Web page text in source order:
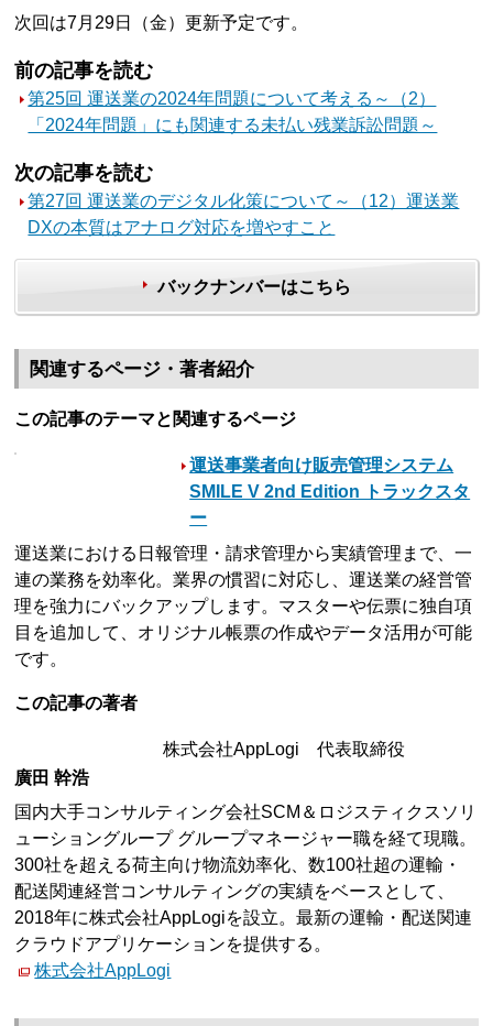
次回は7月29日（金）更新予定です。
前の記事を読む
第25回 運送業の2024年問題について考える～（2）
「2024年問題」にも関連する未払い残業訴訟問題～
次の記事を読む
第27回 運送業のデジタル化策について～（12）運送業
DXの本質はアナログ対応を増やすこと
バックナンバーはこちら
関連するページ・著者紹介
この記事のテーマと関連するページ
運送事業者向け販売管理システム
SMILE V 2nd Edition トラックスタ
ー
運送業における日報管理・請求管理から実績管理まで、一
連の業務を効率化。業界の慣習に対応し、運送業の経営管
理を強力にバックアップします。マスターや伝票に独自項
目を追加して、オリジナル帳票の作成やデータ活用が可能
です。
この記事の著者
株式会社AppLogi 代表取締役
廣田 幹浩
国内大手コンサルティング会社SCM＆ロジスティクスソリ
ューショングループ グループマネージャー職を経て現職。
300社を超える荷主向け物流効率化、数100社超の運輸・
配送関連経営コンサルティングの実績をベースとして、
2018年に株式会社AppLogiを設立。最新の運輸・配送関連
クラウドアプリケーションを提供する。
株式会社AppLogi